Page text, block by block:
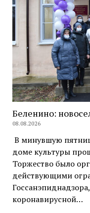
Беленино:
08.08.2026
В минувшую
доме культуры
Торжество было
действующими
коронавирусной…